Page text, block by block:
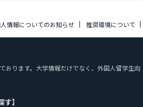
情報についてのお知らせ 推奨環境について
おります。大学情報だけでなく、外国人留学生向
】